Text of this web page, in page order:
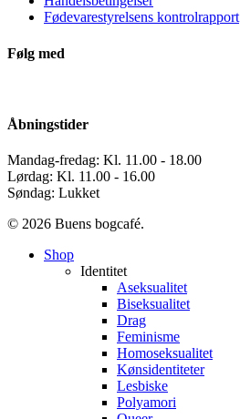
Fødevarestyrelsens kontrolrapport
Følg med
Åbningstider
Mandag-fredag: Kl. 11.00 - 18.00
Lørdag: Kl. 11.00 - 16.00
Søndag: Lukket
© 2026 Buens bogcafé.
Close
Shop
Identitet
Aseksualitet
Biseksualitet
Drag
Feminisme
Homoseksualitet
Kønsidentiteter
Lesbiske
Polyamori